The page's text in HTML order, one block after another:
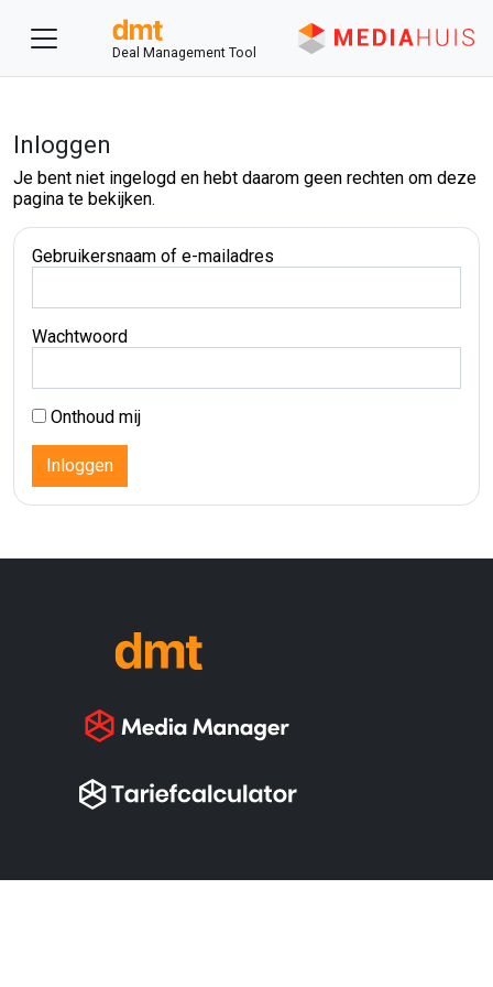
Deal Management Tool
Inloggen
Je bent niet ingelogd en hebt daarom geen rechten om deze
pagina te bekijken.
Gebruikersnaam of e-mailadres
Wachtwoord
Onthoud mij